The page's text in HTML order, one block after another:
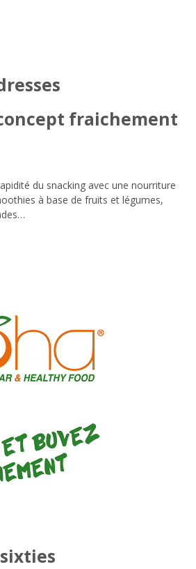
fraichement
du snacking avec une nourriture
à base de fruits et légumes,